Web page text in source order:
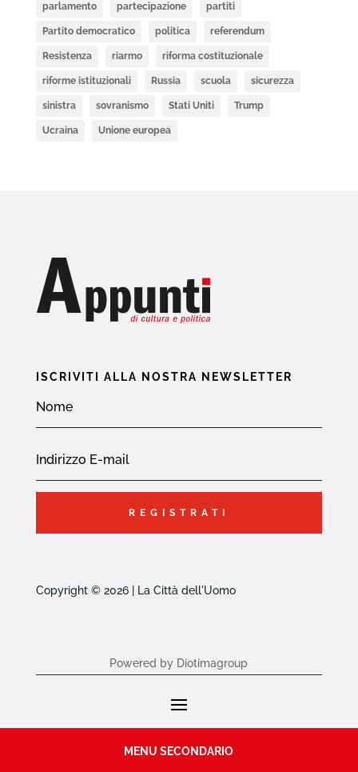
parlamento partecipazione partiti
Partito democratico politica referendum
Resistenza riarmo riforma costituzionale
riforme istituzionali Russia scuola sicurezza
sinistra sovranismo Stati Uniti Trump
Ucraina Unione europea
ISCRIVITI ALLA NOSTRA NEWSLETTER
REGISTRATI
Copyright © 2026 | La Città dell'Uomo
Powered by Diotimagroup
MENU SECONDARIO